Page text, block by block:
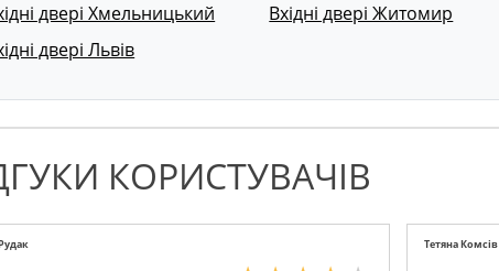
двері Хмельницький
Вхідні двері Житомир
двері Львів
КОРИСТУВАЧІВ
Тетяна Комсів